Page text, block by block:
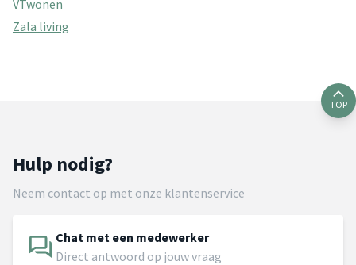
VTwonen
Zala living
TOP
Hulp nodig?
Neem contact op met onze klantenservice
Chat met een medewerker
Direct antwoord op jouw vraag